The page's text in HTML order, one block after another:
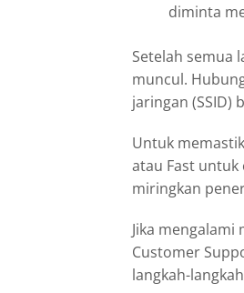
diminta
Setelah semua
muncul.
jaringan (SSID)
Untuk
atau Fast untuk
miringkan
Jika
Customer
langkah-